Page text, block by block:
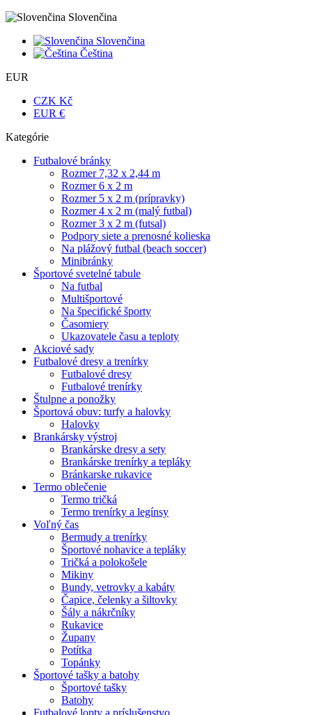
Slovenčina
Slovenčina
Čeština
EUR
CZK Kč
EUR €
Kategórie
Futbalové bránky
Rozmer 7,32 x 2,44 m
Rozmer 6 x 2 m
Rozmer 5 x 2 m (prípravky)
Rozmer 4 x 2 m (malý futbal)
Rozmer 3 x 2 m (futsal)
Podpory siete a prenosné kolieska
Na plážový futbal (beach soccer)
Minibránky
Športové svetelné tabule
Na futbal
Multišportové
Na špecifické športy
Časomiery
Ukazovatele času a teploty
Akciové sady
Futbalové dresy a trenírky
Futbalové dresy
Futbalové trenírky
Štulpne a ponožky
Športová obuv: turfy a halovky
Halovky
Brankársky výstroj
Brankárske dresy a sety
Brankárske trenírky a tepláky
Bránkarske rukavice
Termo oblečenie
Termo tričká
Termo trenírky a legínsy
Voľný čas
Bermudy a trenírky
Športové nohavice a tepláky
Tričká a polokošele
Mikiny
Bundy, vetrovky a kabáty
Čapice, čelenky a šiltovky
Šály a nákrčníky
Rukavice
Župany
Potítka
Topánky
Športové tašky a batohy
Športové tašky
Batohy
Futbalové lopty a príslušenstvo